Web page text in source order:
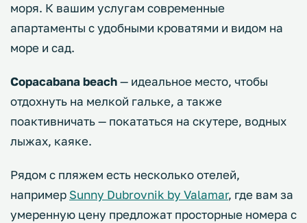
моря. К вашим услугам современные
апартаменты с удобными кроватями и видом на
море и сад.
Copacabana beach— идеальное место, чтобы
отдохнуть на мелкой гальке, а также
поактивничать — покататься на скутере, водных
лыжах, каяке.
Рядом с пляжем есть несколько отелей,
например Sunny Dubrovnik by Valamar, где вам за
умеренную цену предложат просторные номера с